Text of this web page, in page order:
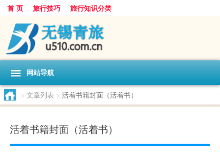
首 页 旅行技巧 旅行知识分类
网站导航
> 文章列表 > 活着书籍封面（活着书）
活着书籍封面（活着书）